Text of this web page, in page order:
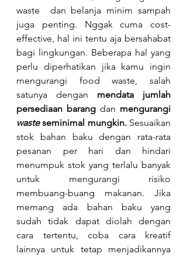
waste  dan belanja minim sampah
juga penting. Nggak cuma cost-
effective, hal ini tentu aja bersahabat
bagi lingkungan. Beberapa hal yang
perlu diperhatikan jika kamu ingin
mengurangi food waste, salah
satunya dengan mendata jumlah
persediaan barang dan
waste seminimal mungkin. Sesuaikan
stok bahan baku dengan rata-rata
pesanan per hari dan hindari
menumpuk stok yang terlalu banyak
untuk mengurangi risiko
membuang-buang makanan. Jika
memang ada bahan baku yang
sudah tidak dapat diolah dengan
cara tertentu, coba cara kreatif
lainnya untuk tetap menjadikannya